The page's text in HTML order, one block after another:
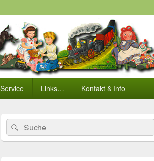
Service Links… Kontakt & Info
Primärer
Seitenleisten
Widget-
Bereich
Search
for:
Suche